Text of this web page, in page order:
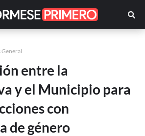
General
entre la
y el Municipio para
con
de género